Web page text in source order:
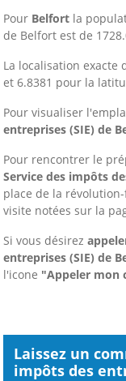
Pour Belfort la
de Belfort est de
La localisation exacte
et 6.8381 pour la
Pour visualiser
entreprises (SIE) de
Pour rencontrer le
Service des impôts
place de la
visite notées sur la
Si vous désirez
entreprises (SIE) de
l'icone "Appeler mon
Laissez un
impôts des